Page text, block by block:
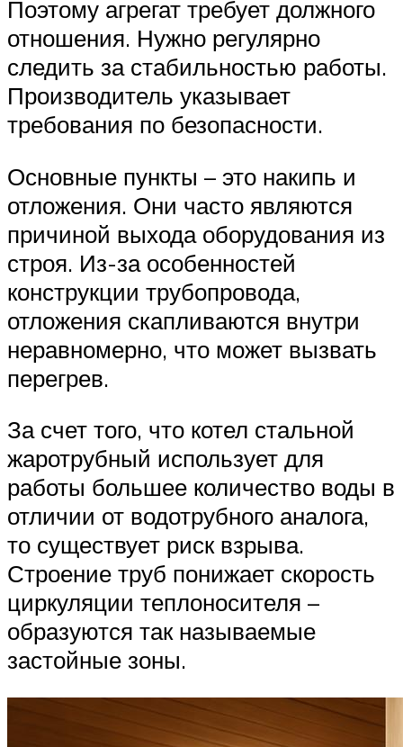
Поэтому агрегат требует должного
отношения. Нужно регулярно
следить за стабильностью работы.
Производитель указывает
требования по безопасности.
Основные пункты – это накипь и
отложения. Они часто являются
причиной выхода оборудования из
строя. Из-за особенностей
конструкции трубопровода,
отложения скапливаются внутри
неравномерно, что может вызвать
перегрев.
За счет того, что котел стальной
жаротрубный использует для
работы большее количество воды в
отличии от водотрубного аналога,
то существует риск взрыва.
Строение труб понижает скорость
циркуляции теплоносителя –
образуются так называемые
застойные зоны.